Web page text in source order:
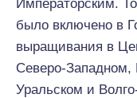
Императорским.
было включено в
выращивания в
Северо-Западном,
Уральском и